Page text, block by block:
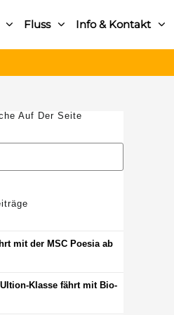
Fluss Info & Kontakt
Auf Der Seite
mit der MSC Poesia ab
Klasse fährt mit Bio-